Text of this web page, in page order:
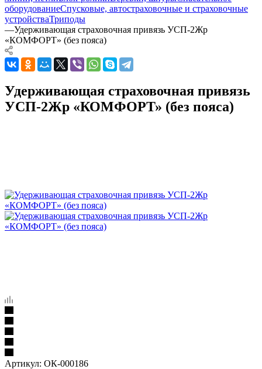
оборудованиеСпусковые, автостраховочные и страховочные
устройстваТриподы
—Удерживающая страховочная привязь УСП-2Жр
«КОМФОРТ» (без пояса)
Удерживающая страховочная привязь
УСП-2Жр «КОМФОРТ» (без пояса)
Артикул: ОК-000186